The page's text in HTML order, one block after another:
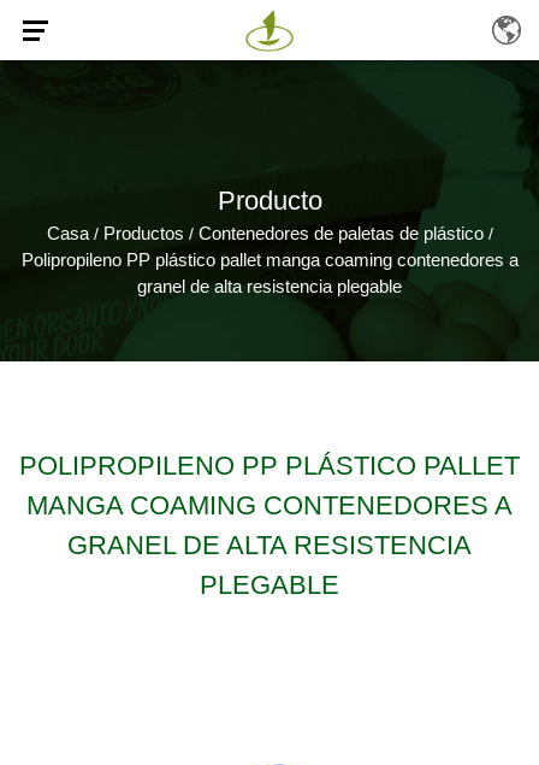
Producto
Casa/ Productos / Contenedores de paletas de plástico/
Polipropileno PP plástico pallet manga coaming contenedores a
granel de alta resistencia plegable
POLIPROPILENO PP PLÁSTICO PALLET
MANGA COAMING CONTENEDORES A
GRANEL DE ALTA RESISTENCIA
PLEGABLE